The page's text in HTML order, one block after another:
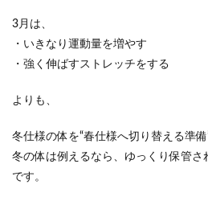
3月は、
・いきなり運動量を増やす
・強く伸ばすストレッチをする
よりも、
冬仕様の体を“春仕様へ切り替える準備
冬の体は例えるなら、ゆっくり保管さ
です。